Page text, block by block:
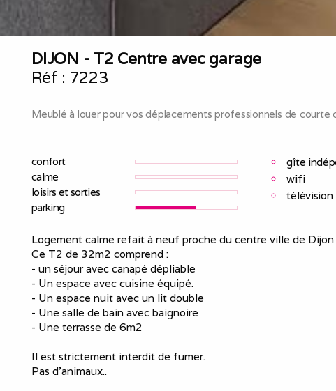
DIJON - T2 Centre avec garage
Réf : 7223
Meublé à louer pour vos déplacements professionnels de courte
confort
calme
loisirs et sorties
parking
gîte
wifi
télévision
Logement calme refait à neuf proche du centre ville de
Ce T2 de 32m2 comprend :
- un séjour avec canapé dépliable
- Un espace avec cuisine équipé.
- Un espace nuit avec un lit double
- Une salle de bain avec baignoire
- Une terrasse de 6m2
Il est strictement interdit de fumer.
Pas d’animaux..